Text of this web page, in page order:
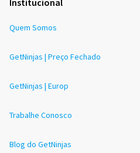
Quem Somos
GetNinjas | Preço Fechado
GetNinjas | Europ
Trabalhe Conosco
Blog do GetNinjas